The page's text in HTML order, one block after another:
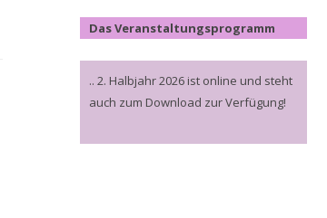
Das Veranstaltungsprogramm
.. 2. Halbjahr 2026 ist online und steht
auch zum Download zur Verfügung!